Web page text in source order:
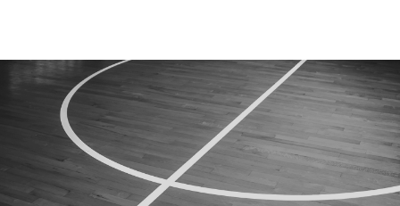
LIGA BETCLIC MASCULINA
LIGA BETCLIC FEMININA